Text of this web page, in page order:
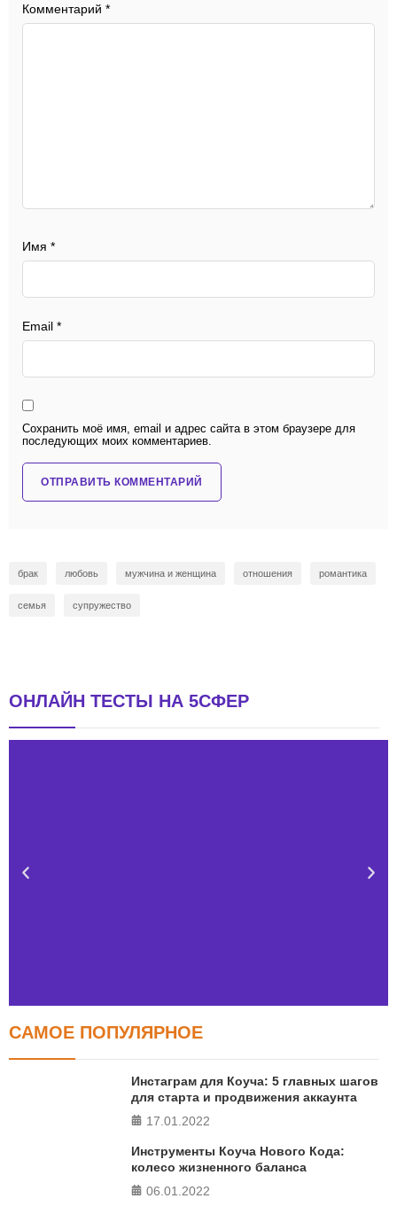
Комментарий *
Имя *
Email *
Сохранить моё имя, email и адрес сайта в этом браузере для
последующих моих комментариев.
брак любовь мужчина и женщина отношения романтика
семья супружество
ОНЛАЙН ТЕСТЫ НА 5СФЕР
Тест FERMI
в 5 главных сферах
САМОЕ ПОПУЛЯРНОЕ
Инстаграм для Коуча: 5 главных шагов
для старта и продвижения аккаунта
17.01.2022
Инструменты Коуча Нового Кода:
колесо жизненного баланса
06.01.2022